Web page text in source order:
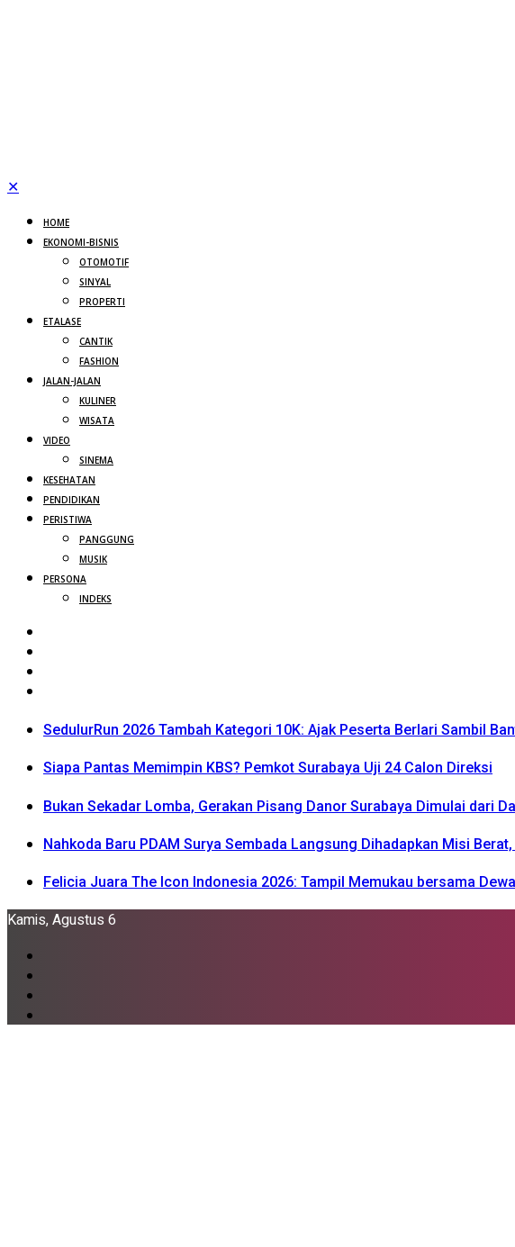
✕
HOME
EKONOMI-BISNIS
OTOMOTIF
SINYAL
PROPERTI
ETALASE
CANTIK
FASHION
JALAN-JALAN
KULINER
WISATA
VIDEO
SINEMA
KESEHATAN
PENDIDIKAN
PERISTIWA
PANGGUNG
MUSIK
PERSONA
INDEKS
SedulurRun 2026 Tambah Kategori 10K: Ajak Peserta Berlari Sambil
Siapa Pantas Memimpin KBS? Pemkot Surabaya Uji 24 Calon Direksi
Bukan Sekadar Lomba, Gerakan Pisang Danor Surabaya Dimulai dari
Nahkoda Baru PDAM Surya Sembada Langsung Dihadapkan Misi
Felicia Juara The Icon Indonesia 2026: Tampil Memukau bersama
Kamis, Agustus 6